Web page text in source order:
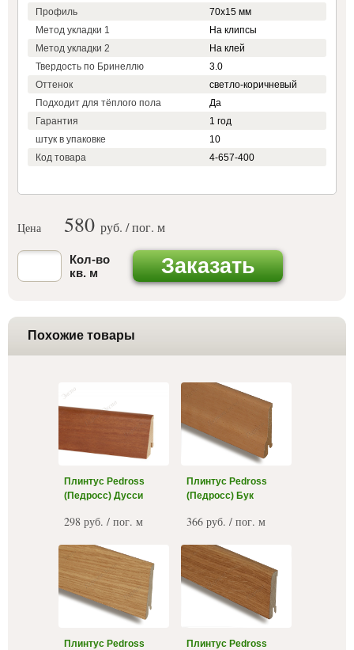
Профиль
70x15 мм
Метод укладки 1
На клипсы
Метод укладки 2
На клей
Твердость по Бринеллю
3.0
Оттенок
светло-коричневый
Подходит для тёплого пола
Да
Гарантия
1 год
штук в упаковке
10
Код товара
4-657-400
Цена 580 руб. / пог. м
Кол-во
кв. м
Заказать
Похожие товары
Плинтус Pedross
(Педросс) Дусси
298 руб. / пог. м
Плинтус Pedross
(Педросс) Бук
366 руб. / пог. м
Плинтус Pedross
Плинтус Pedross